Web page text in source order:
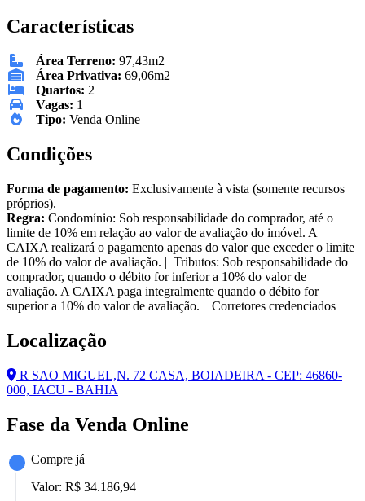
Características
Área Terreno: 97,43m2
Área Privativa: 69,06m2
Quartos: 2
Vagas: 1
Tipo: Venda Online
Condições
Forma de pagamento: Exclusivamente à vista (somente recursos
próprios).
Regra: Condomínio: Sob responsabilidade do comprador, até o
limite de 10% em relação ao valor de avaliação do imóvel. A
CAIXA realizará o pagamento apenas do valor que exceder o limite
de 10% do valor de avaliação. | Tributos: Sob responsabilidade do
comprador, quando o débito for inferior a 10% do valor de
avaliação. A CAIXA paga integralmente quando o débito for
superior a 10% do valor de avaliação. | Corretores credenciados
Localização
R SAO MIGUEL,N. 72 CASA, BOIADEIRA - CEP: 46860-
000, IACU - BAHIA
Fase da Venda Online
Compre já
Valor: R$ 34.186,94